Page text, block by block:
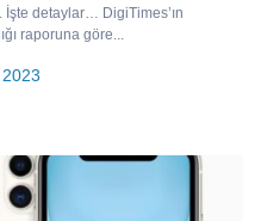
detaylar… DigiTimes’ın
raporuna göre...